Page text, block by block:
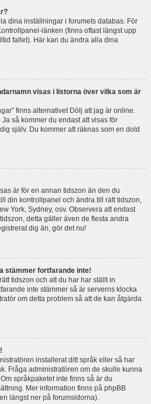
dina inställningar i forumets databas. För
länken (finns oftast längst upp
fallet). Här kan du ändra alla dina
visas i listorna över vilka som är
finns alternativet Dölj att jag är online.
så kommer du endast att visas för
själv. Du kommer att räknas som en dold
är för en annan tidszon än den du
din kontrollpanel och ändra till rätt tidszon,
York, Sydney, osv. Observera att endast
detta gäller även de flesta andra
dig än, gör det nu!
stämmer fortfarande inte!
tidszon och att du har har ställt in
inte stämmer så är serverns klocka
om detta problem så att de kan åtgärda
installerat ditt språk eller så har
Fråga administratören om de skulle kunna
språkpaketet inte finns så är du
Mer information finns på phpBB
längst ner på forumsidorna).